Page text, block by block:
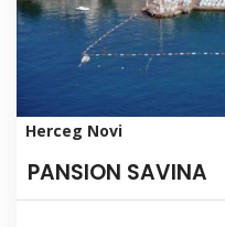
Herceg Novi
PANSION SAVINA